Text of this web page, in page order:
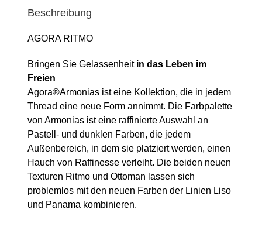
Beschreibung
AGORA RITMO
Bringen Sie Gelassenheit in das Leben im
Freien
Agora®Armonias ist eine Kollektion, die in jedem
Thread eine neue Form annimmt. Die Farbpalette
von Armonias ist eine raffinierte Auswahl an
Pastell- und dunklen Farben, die jedem
Außenbereich, in dem sie platziert werden, einen
Hauch von Raffinesse verleiht. Die beiden neuen
Texturen Ritmo und Ottoman lassen sich
problemlos mit den neuen Farben der Linien Liso
und Panama kombinieren.